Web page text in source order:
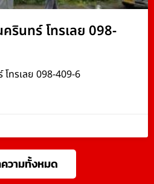
รินทร์ โทรเลย 098-
ทรเลย 098-409-6
วามทั้งหมด